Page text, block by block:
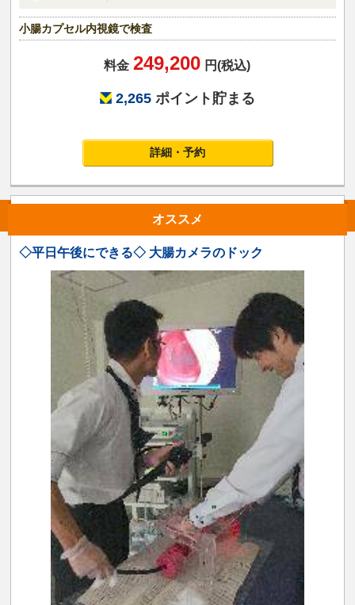
小腸カプセル内視鏡で検査
料金 249,200 円(税込)
2,265ポイント貯まる
詳細・予約
オススメ
◇平日午後にできる◇ 大腸カメラのドック